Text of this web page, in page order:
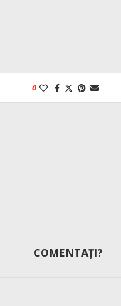
0
COMENTAȚI?